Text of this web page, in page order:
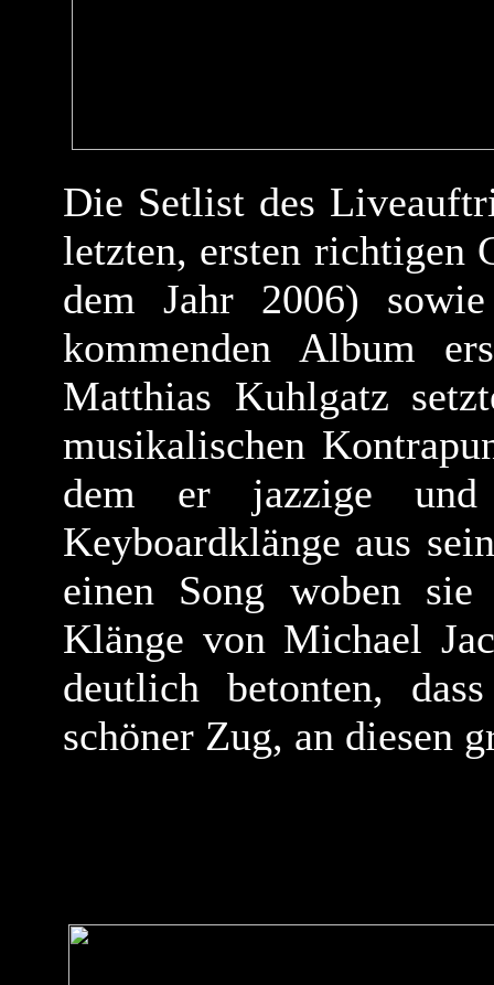
Die Setlist des
letzten, ersten richtigen
dem Jahr 2006)
kommenden Album
Matthias Kuhlgatz
musikalischen
dem er jazzige und
Keyboardklänge aus
einen Song woben
Klänge von Michael
deutlich betonten,
schöner Zug, an diesen